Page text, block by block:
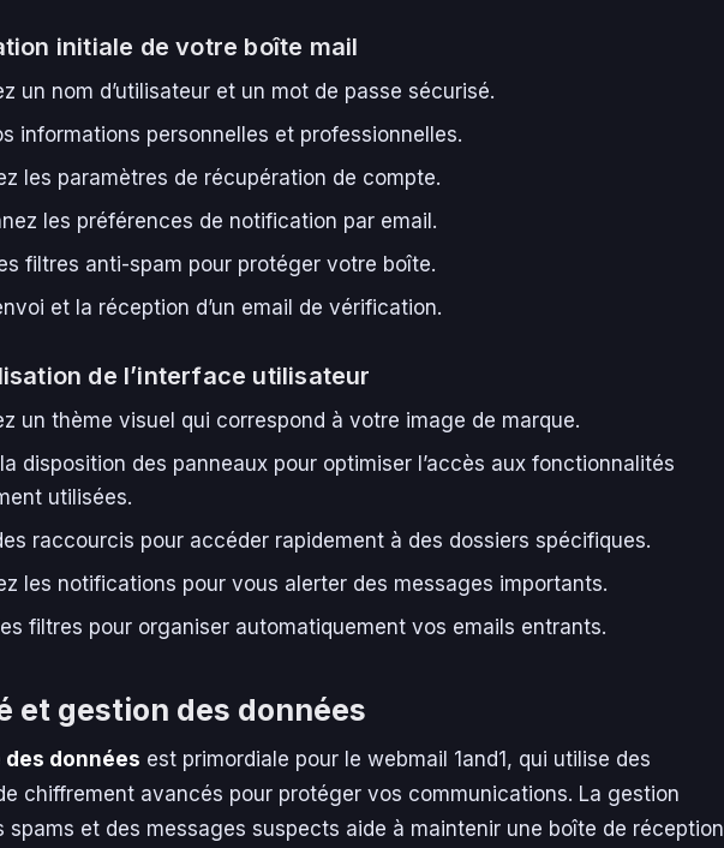
initiale de votre boîte mail
un nom d’utilisateur et un mot de passe sécurisé.
informations personnelles et professionnelles.
les paramètres de récupération de compte.
les préférences de notification par email.
filtres anti-spam pour protéger votre boîte.
et la réception d’un email de vérification.
de l’interface utilisateur
un thème visuel qui correspond à votre image de marque.
disposition des panneaux pour optimiser l’accès aux fonctionnalités
utilisées.
raccourcis pour accéder rapidement à des dossiers spécifiques.
les notifications pour vous alerter des messages importants.
filtres pour organiser automatiquement vos emails entrants.
et gestion des données
données est primordiale pour le webmail 1and1, qui utilise des
chiffrement avancés pour protéger vos communications. La gestion
spams et des messages suspects aide à maintenir une boîte de réception